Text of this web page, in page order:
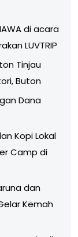
di acara
LUVTRIP
Tinjau
Buton
Dana
Kopi Lokal
Camp di
dan
Kemah